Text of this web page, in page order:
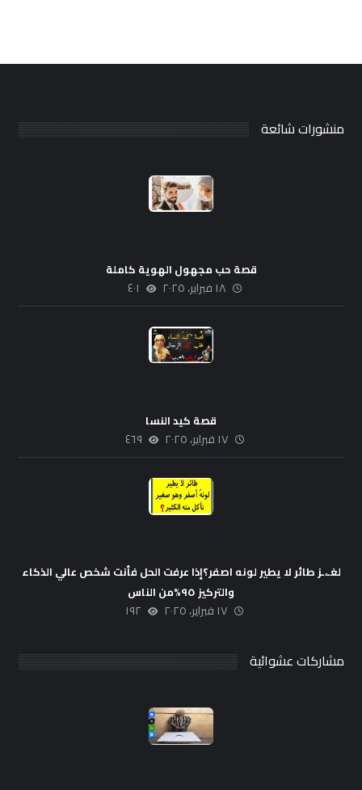
منشورات شائعة
قصة حب مجهول الهوية كاملة
١٨ فبراير، ٢٠٢٥ ٤٠١
قصة كيد النسا
١٧ فبراير، ٢٠٢٥ ٤٦٩
لغـ،ـز طائر لا يطير لونه اصفر؟إذا عرفت الحل فأنت شخص عالي الذكاء
والتركيز ٩٥%من الناس
١٧ فبراير، ٢٠٢٥ ١٩٢
مشاركات عشوائية